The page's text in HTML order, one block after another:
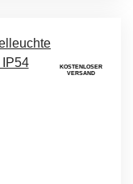
KOSTENLOSER
VERSAND